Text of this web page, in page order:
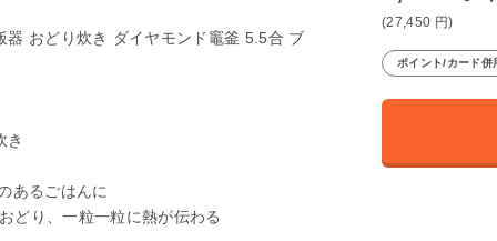
おどり炊き ダイヤモンド竈釜 5.5合 ブ
き
あるごはんに
どり、一粒一粒に熱が伝わる
(27,450 円)
ポイント/カード併